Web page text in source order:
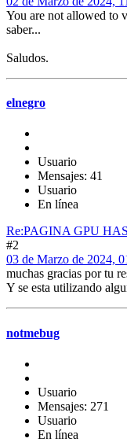
You are not allowed to
saber...
Saludos.
elnegro
Usuario
Mensajes: 41
Usuario
En línea
Re:PAGINA GPU
#2
03 de Marzo de 2024,
muchas gracias por tu
Y se esta utilizando
notmebug
Usuario
Mensajes: 271
Usuario
En línea